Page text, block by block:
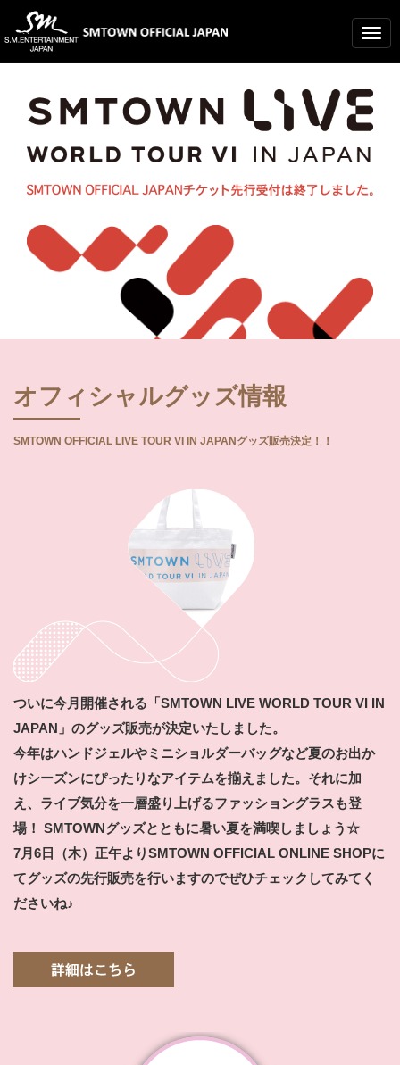
オフィシャルグッズ情報
SMTOWN OFFICIAL LIVE TOUR VI IN JAPANグッズ販売決定！！
ついに今月開催される「SMTOWN LIVE WORLD TOUR VI IN
JAPAN」のグッズ販売が決定いたしました。
今年はハンドジェルやミニショルダーバッグなど夏のお出か
けシーズンにぴったりなアイテムを揃えました。それに加
え、ライブ気分を一層盛り上げるファッショングラスも登
場！ SMTOWNグッズとともに暑い夏を満喫しましょう☆
7月6日（木）正午よりSMTOWN OFFICIAL ONLINE SHOPに
てグッズの先行販売を行いますのでぜひチェックしてみてく
ださいね♪